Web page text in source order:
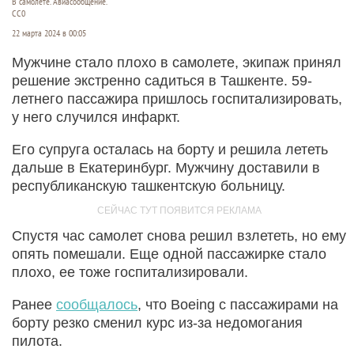
CC0
22 марта 2024 в 00:05
Мужчине стало плохо в самолете, экипаж принял
решение экстренно садиться в Ташкенте. 59-
летнего пассажира пришлось госпитализировать,
у него случился инфаркт.
Его супруга осталась на борту и решила лететь
дальше в Екатеринбург. Мужчину доставили в
республиканскую ташкентскую больницу.
Спустя час самолет снова решил взлететь, но ему
опять помешали. Еще одной пассажирке стало
плохо, ее тоже госпитализировали.
Ранее сообщалось, что Boeing с пассажирами на
борту резко сменил курс из-за недомогания
пилота.